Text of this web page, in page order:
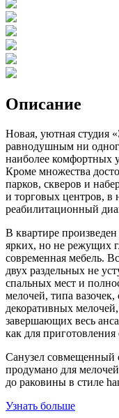
Описание
Новая, уютная студия
равнодушным ни
наиболее комфортных
Кроме множества
парков, скверов и
и торговых центров, в
реабилитационный
В квартире
ярких, но не режущих
современная мебель.
двух раздельных не
спальных мест и
мелочей, типа
декоративных
завершающих весь
как для
Санузел совмещенный
продумано для
до раковины в стиле
Узнать больше